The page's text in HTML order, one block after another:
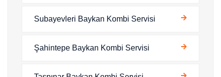
Subayevleri Baykan Kombi Servisi
Şahintepe Baykan Kombi Servisi